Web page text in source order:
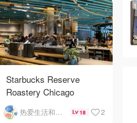
Starbucks Reserve
Roastery Chicago
热爱生活和自由的轻舞飞扬 18 2